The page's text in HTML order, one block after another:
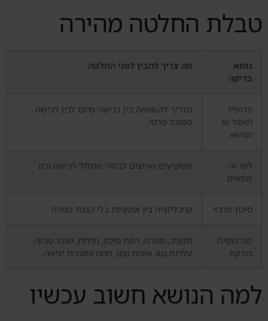
טבלת החלטה מהירה
נושא
בדיקה
מה צריך להבין לפני החלטה
פרופיל
האזור או
הנושא
מדריך להשוואה בין רכישה מיזם לבין רכישה
ממוכר פרטי.
למי זה
מתאים
משקיעים שרוצים לבחור מסלול רכישה נכון
סיכון מרכזי קניבליזציה בין אופציות בלי הבנת מטרה
מה דנסיה
בודקת
תקציב, מטרה, רמת סיכון, נזילות, שוכר טבעי,
עלויות נטו, איכות נכס, חוזה ותוכנית יציאה.
למה הנושא חשוב עכשיו